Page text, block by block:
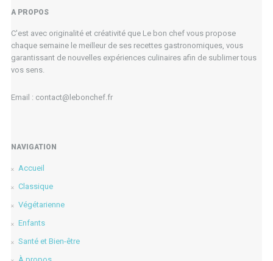
A PROPOS
C'est avec originalité et créativité que Le bon chef vous propose
chaque semaine le meilleur de ses recettes gastronomiques, vous
garantissant de nouvelles expériences culinaires afin de sublimer tous
vos sens.
Email : contact@lebonchef.fr
NAVIGATION
Accueil
Classique
Végétarienne
Enfants
Santé et Bien-être